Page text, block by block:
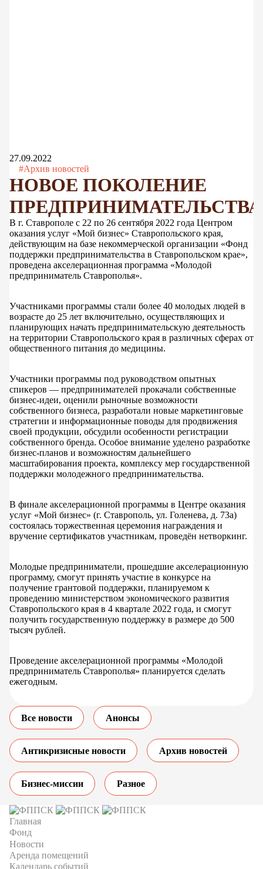
27.09.2022
#Архив новостей
НОВОЕ ПОКОЛЕНИЕ
ПРЕДПРИНИМАТЕЛЬСТВА
В г. Ставрополе с 22 по 26 сентября 2022 года Центром
оказания услуг «Мой бизнес» Ставропольского края,
действующим на базе некоммерческой организации «Фонд
поддержки предпринимательства в Ставропольском крае»,
проведена акселерационная программа «Молодой
предприниматель Ставрополья».
Участниками программы стали более 40 молодых людей в
возрасте до 25 лет включительно, осуществляющих и
планирующих начать предпринимательскую деятельность
на территории Ставропольского края в различных сферах от
общественного питания до медицины.
Участники программы под руководством опытных
спикеров — предпринимателей прокачали собственные
бизнес-идеи, оценили рыночные возможности
собственного бизнеса, разработали новые маркетинговые
стратегии и информационные поводы для продвижения
своей продукции, обсудили особенности регистрации
собственного бренда. Особое внимание уделено разработке
бизнес-планов и возможностям дальнейшего
масштабирования проекта, комплексу мер государственной
поддержки молодежного предпринимательства.
В финале акселерационной программы в Центре оказания
услуг «Мой бизнес» (г. Ставрополь, ул. Голенева, д. 73а)
состоялась торжественная церемония награждения и
вручение сертификатов участникам, проведён нетворкинг.
Молодые предприниматели, прошедшие акселерационную
программу, смогут принять участие в конкурсе на
получение грантовой поддержки, планируемом к
проведению министерством экономического развития
Ставропольского края в 4 квартале 2022 года, и смогут
получить государственную поддержку в размере до 500
тысяч рублей.
Проведение акселерационной программы «Молодой
предприниматель Ставрополья» планируется сделать
ежегодным.
Все новости Анонсы
Антикризисные новости Архив новостей
Бизнес-миссии Разное
Главная
Фонд
Новости
Аренда помещений
Календарь событий